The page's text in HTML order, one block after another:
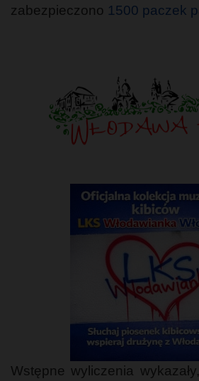
zabezpieczono 1500 paczek
Wstępne wyliczenia